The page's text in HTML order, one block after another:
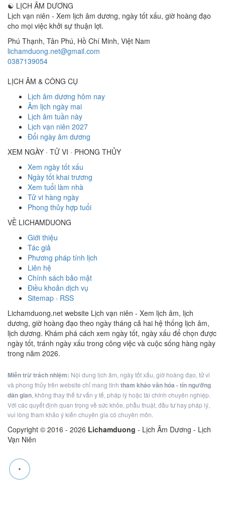
☯ LỊCH ÂM DƯƠNG
Lịch vạn niên - Xem lịch âm dương, ngày tốt xấu, giờ hoàng đạo
cho mọi việc khởi sự thuận lợi.
Phú Thạnh, Tân Phú, Hồ Chí Minh, Việt Nam
lichamduong.net@gmail.com
0387139054
LỊCH ÂM & CÔNG CỤ
Lịch âm dương hôm nay
Âm lịch ngày mai
Lịch âm tuần này
Lịch vạn niên 2027
Đổi ngày âm dương
XEM NGÀY · TỬ VI · PHONG THỦY
Xem ngày tốt xấu
Ngày tốt khai trương
Xem tuổi làm nhà
Tử vi hàng ngày
Phong thủy hợp tuổi
VỀ LICHAMDUONG
Giới thiệu
Tác giả
Phương pháp tính lịch
Liên hệ
Chính sách bảo mật
Điều khoản dịch vụ
Sitemap · RSS
Lichamduong.net website Lịch vạn niên - Xem lịch âm, lịch
dương, giờ hoàng đạo theo ngày tháng cả hai hệ thống lịch âm,
lịch dương. Khám phá cách xem ngày tốt, ngày xấu để chọn được
ngày tốt, tránh ngày xấu trong công việc và cuộc sống hàng ngày
trong năm 2026.
Miễn trừ trách nhiệm: Nội dung lịch âm, ngày tốt xấu, giờ hoàng đạo, tử vi
và phong thủy trên website chỉ mang tính tham khảo văn hóa - tín ngưỡng
dân gian, không thay thế tư vấn y tế, pháp lý hoặc tài chính chuyên nghiệp.
Với các quyết định quan trọng về sức khỏe, phẫu thuật, đầu tư hay pháp lý,
vui lòng tham khảo ý kiến chuyên gia có chuyên môn.
Copyright © 2016 - 2026 Lichamduong - Lịch Âm Dương - Lịch
Vạn Niên